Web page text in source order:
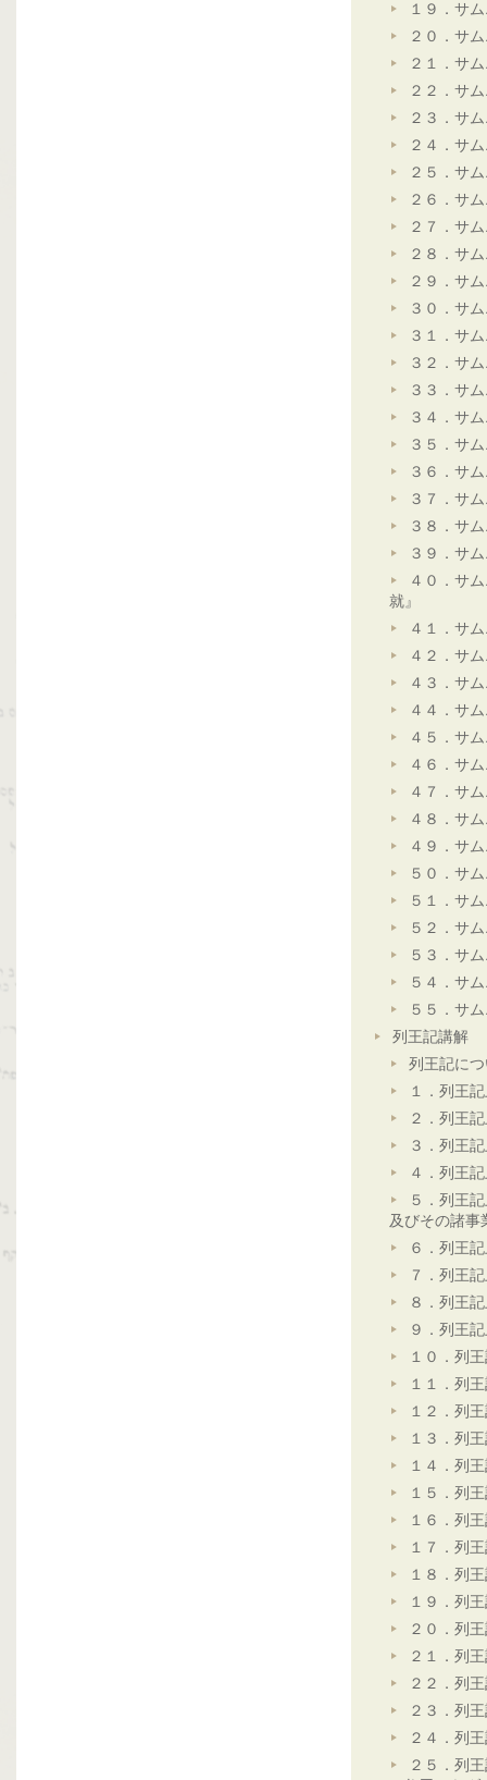
１９．サ
２０．サ
２１．サ
２２．サ
２３．サ
２４．サ
２５．サ
２６．サ
２７．サ
２８．サ
２９．サ
３０．サ
３１．サ
３２．サ
３３．サ
３４．サ
３５．サ
３６．サ
３７．サ
３８．サ
３９．サ
４０．サ
就』
４１．サ
４２．サ
４３．サ
４４．サ
４５．サ
４６．サ
４７．サ
４８．サ
４９．サ
５０．サ
５１．サ
５２．サ
５３．サ
５４．サ
５５．サ
列王記講解
列王記に
１．列王
２．列王
３．列王
４．列王
５．列王
及びその諸事
６．列王
７．列王
８．列王
９．列王
１０．列
１１．列
１２．列
１３．列
１４．列
１５．列
１６．列
１７．列
１８．列
１９．列
２０．列
２１．列
２２．列
２３．列
２４．列
２５．列